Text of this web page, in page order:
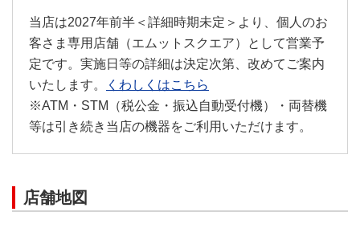
当店は2027年前半＜詳細時期未定＞より、個人のお
客さま専用店舗（エムットスクエア）として営業予
定です。実施日等の詳細は決定次第、改めてご案内
いたします。
くわしくはこちら
※ATM・STM（税公金・振込自動受付機）・両替機
等は引き続き当店の機器をご利用いただけます。
店舗地図